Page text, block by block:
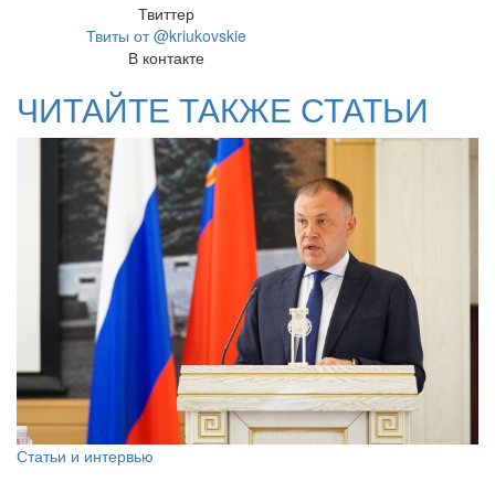
Твиттер
Твиты от @kriukovskie
В контакте
ЧИТАЙТЕ ТАКЖЕ СТАТЬИ
Статьи и интервью